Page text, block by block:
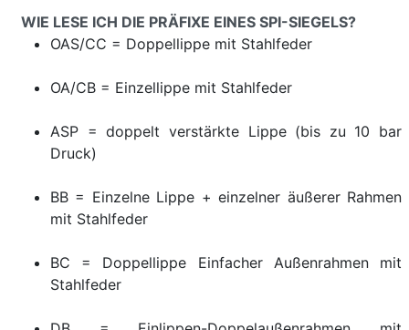
WIE LESE ICH DIE PRÄFIXE EINES SPI-SIEGELS?
OAS/CC = Doppellippe mit Stahlfeder
OA/CB = Einzellippe mit Stahlfeder
ASP = doppelt verstärkte Lippe (bis zu 10 bar
Druck)
BB = Einzelne Lippe + einzelner äußerer Rahmen
mit Stahlfeder
BC = Doppellippe Einfacher Außenrahmen mit
Stahlfeder